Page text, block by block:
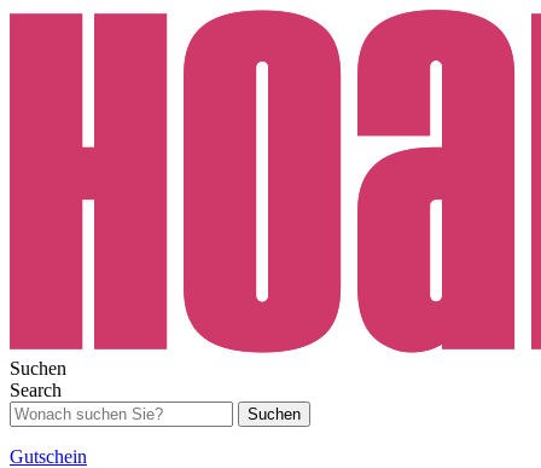
Suchen
Search
Suchen
Gutschein